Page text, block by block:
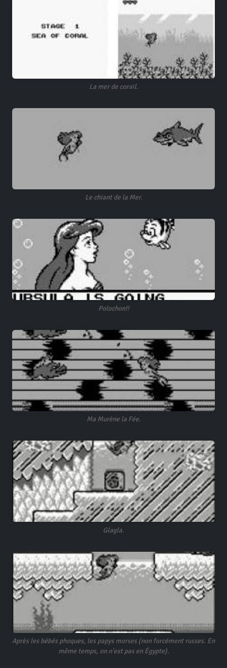
La mer de corail.
Le chiant de la Mer.
Polochon!!
Ma Murène la Fée.
Glagla.
Après les bébés phoques, les papys morses (non forcément russes. En
même temps, on n'est pas en Égypte).